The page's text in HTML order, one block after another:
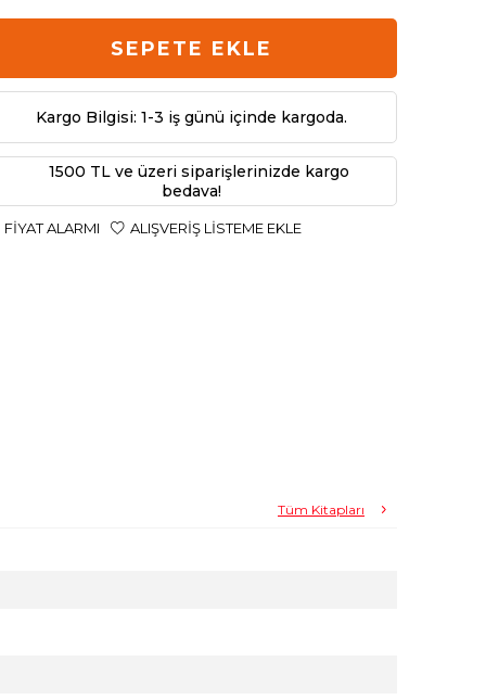
SEPETE EKLE
Kargo Bilgisi: 1-3 iş günü içinde kargoda.
1500 TL ve üzeri siparişlerinizde kargo
bedava!
FIYAT ALARMI ALIŞVERIŞ LISTEME EKLE
Tüm Kitapları